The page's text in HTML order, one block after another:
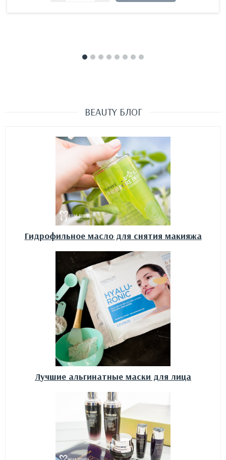
BEAUTY БЛОГ
Гидрофильное масло для снятия макияжа
Лучшие альгинатные маски для лица